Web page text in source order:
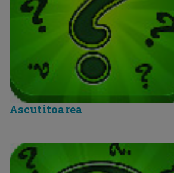
Ascutitoarea